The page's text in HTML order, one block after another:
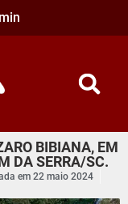
BIBIANA, EM
DA SERRA/SC.
em 22 maio 2024